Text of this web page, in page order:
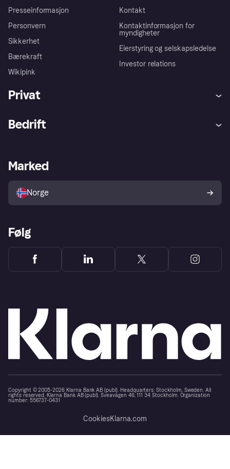
Presseinformasjon
Personvern
Sikkerhet
Bærekraft
Wikipink
Kontakt
Kontaktinformasjon for
myndigheter
Eierstyring og selskapsledelse
Investor relations
Privat
Utforsk butikker
Bedrift
Merchant portal
Marked
Norge
Følg
Copyright © 2005-2026 Klarna Bank AB (publ). Headquarters: Stockholm, Sweden. All
rights reserved. Klarna Bank AB (publ). Sveavägen 46, 111 34 Stockholm. Organization
number: 556737-0431
CookiesKlarna.com